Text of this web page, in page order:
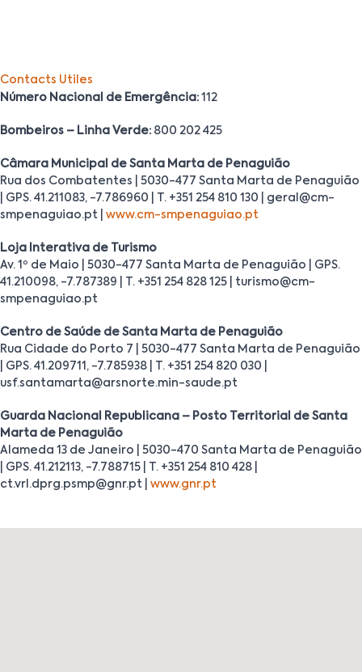
Contacts Utiles
Número Nacional de Emergência: 112
Bombeiros – Linha Verde: 800 202 425
Câmara Municipal de Santa Marta de Penaguião
Rua dos Combatentes | 5030-477 Santa Marta de Penaguião
| GPS. 41.211083, -7.786960 | T. +351 254 810 130 | geral@cm-
smpenaguiao.pt | www.cm-smpenaguiao.pt
Loja Interativa de Turismo
Av. 1º de Maio | 5030-477 Santa Marta de Penaguião | GPS.
41.210098, -7.787389 | T. +351 254 828 125 | turismo@cm-
smpenaguiao.pt
Centro de Saúde de Santa Marta de Penaguião
Rua Cidade do Porto 7 | 5030-477 Santa Marta de Penaguião
| GPS. 41.209711, -7.785938 | T. +351 254 820 030 |
usf.santamarta@arsnorte.min-saude.pt
Guarda Nacional Republicana – Posto Territorial de Santa
Marta de Penaguião
Alameda 13 de Janeiro | 5030-470 Santa Marta de Penaguião
| GPS. 41.212113, -7.788715 | T. +351 254 810 428 |
ct.vrl.dprg.psmp@gnr.pt | www.gnr.pt